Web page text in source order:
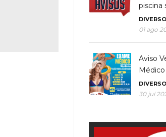
piscina
01 ago
Aviso
Médico
30 jul